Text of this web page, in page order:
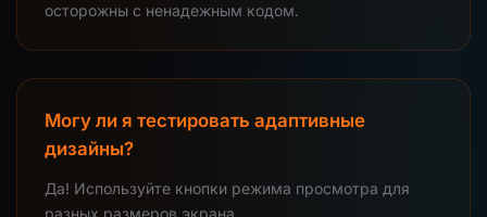
осторожны с ненадежным кодом.
Могу ли я тестировать адаптивные
дизайны?
Да! Используйте кнопки режима просмотра для
разных размеров экрана.